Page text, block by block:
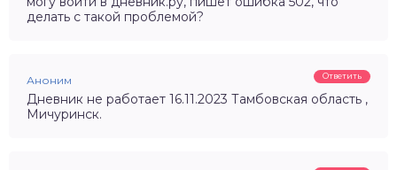
делать с такой проблемой?
Аноним Ответить
Дневник не работает 16.11.2023 Тамбовская область ,
Мичуринск.